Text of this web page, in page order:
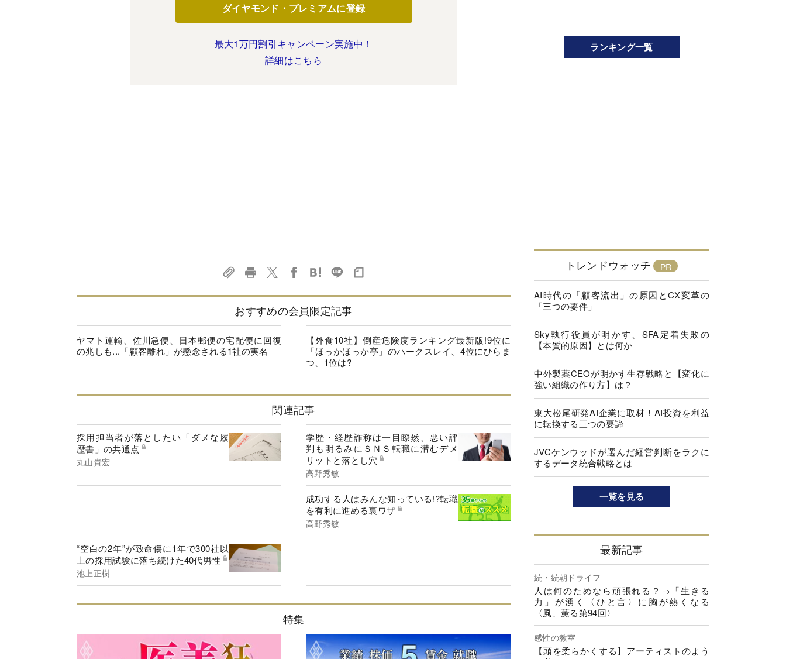
ダイヤモンド・プレミアムに登録
最大1万円割引キャンペーン実施中！
詳細はこちら
おすすめの会員限定記事
ヤマト運輸、佐川急便、日本郵便の宅配便に回復
の兆しも...「顧客離れ」が懸念される1社の実名
【外食10社】倒産危険度ランキング最新版!9位に
「ほっかほっか亭」のハークスレイ、4位にひらま
つ、1位は?
関連記事
採用担当者が落としたい「ダメな履
歴書」の共通点
丸山貴宏
学歴・経歴詐称は一目瞭然、悪い評
判も明るみにＳＮＳ転職に潜むデメ
リットと落とし穴
高野秀敏
成功する人はみんな知っている!?転職
を有利に進める裏ワザ
高野秀敏
“空白の2年”が致命傷に1年で300社以
上の採用試験に落ち続けた40代男性
池上正樹
特集
ランキング一覧
トレンドウォッチ
AI時代の「顧客流出」の原因とCX変革の
「三つの要件」
Sky執行役員が明かす、SFA定着失敗の
【本質的原因】とは何か
中外製薬CEOが明かす生存戦略と【変化に
強い組織の作り方】は？
東大松尾研発AI企業に取材！AI投資を利益
に転換する三つの要諦
JVCケンウッドが選んだ経営判断をラクに
するデータ統合戦略とは
一覧を見る
最新記事
続・続朝ドライフ
人は何のためなら頑張れる？→「生きる
力」が湧く〈ひと言〉に胸が熱くなる
〈風、薫る第94回〉
感性の教室
【頭を柔らかくする】アーティストのよう